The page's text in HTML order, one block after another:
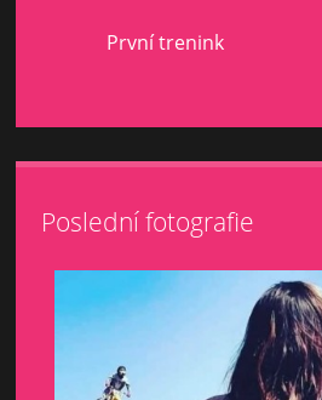
První trenink
Poslední fotografie